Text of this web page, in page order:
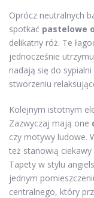
Oprócz neutralnych
spotkać pastelowe
delikatny róż. Te
jednocześnie
nadają się do
stworzeniu
Kolejnym istotnym
Zazwyczaj mają one
czy motywy ludowe.
też stanowią ciekawy
Tapety w stylu
jednym
centralnego, który